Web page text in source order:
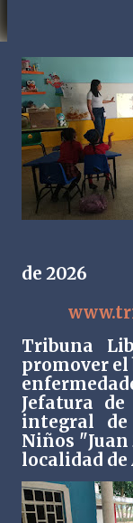
de 2026
Tribuna
promover el
Jefatura
integral
Niños
localidad de